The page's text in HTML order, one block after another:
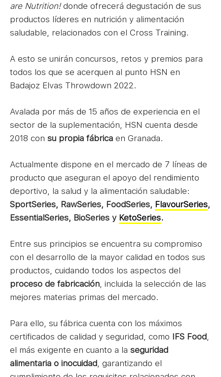
are Nutrition!donde ofrecerá degustación de sus
productos líderes en nutrición y alimentación
saludable, relacionados con el Cross Training.
A esto se unirán concursos, retos y premios para
todos los que se acerquen al punto HSN en
Badajoz Elvas Throwdown 2022.
Avalada por más de 15 años de experiencia en el
sector de la suplementación, HSN cuenta desde
2018 con su propia fábrica en Granada.
Actualmente dispone en el mercado de 7 líneas de
producto que aseguran el apoyo del rendimiento
deportivo, la salud y la alimentación saludable:
SportSeries, RawSeries, FoodSeries, FlavourSeries,
EssentialSeries, BioSeries y KetoSeries.
Entre sus principios se encuentra su compromiso
con el desarrollo de la mayor calidad en todos sus
productos, cuidando todos los aspectos del
proceso de fabricación , incluida la selección de las
mejores materias primas del mercado.
Para ello, su fábrica cuenta con los máximos
certificados de calidad y seguridad, como IFS Food
el más exigente en cuanto a la seguridad
alimentaria o inocuidad , garantizando el